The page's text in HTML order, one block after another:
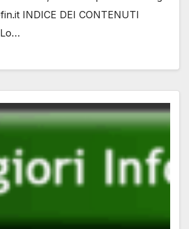
INDICE DEI CONTENUTI